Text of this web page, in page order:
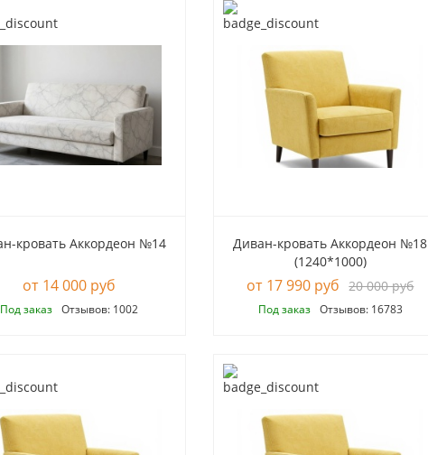
кровать Аккордеон №14
14 000 руб
Под заказ Отзывов: 1002
Диван-кровать Аккордеон №18
(1240*1000)
17 990 руб 20 000 руб
Под заказ Отзывов: 16783